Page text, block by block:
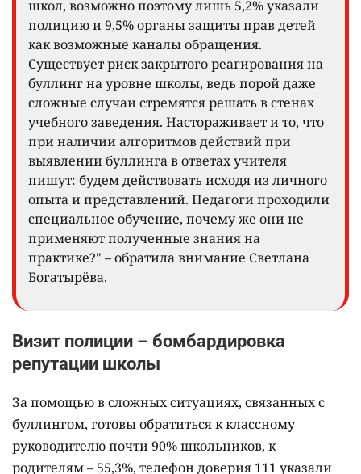
школ, возможно поэтому лишь 5,2% указали
полицию и 9,5% органы защиты прав детей
как возможные каналы обращения.
Существует риск закрытого реагирования на
буллинг на уровне школы, ведь порой даже
сложные случаи стремятся решать в стенах
учебного заведения. Настораживает и то, что
при наличии алгоритмов действий при
выявлении буллинга в ответах учителя
пишут: будем действовать исходя из личного
опыта и представлений. Педагоги проходили
специальное обучение, почему же они не
применяют полученные знания на
практике?" – обратила внимание Светлана
Богатырёва.
Визит полиции – бомбардировка
репутации школы
За помощью в сложных ситуациях, связанных с
буллингом, готовы обратиться к классному
руководителю почти 90% школьников, к
родителям – 55,3%, телефон доверия 111 указали